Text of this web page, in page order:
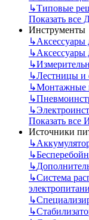
↳Типовые
Показать все
Инструменты
↳Аксессуары
↳Аксессуары
↳
↳Лестницы и
↳Монтажные
↳
↳
Показать все
Источники
↳
↳
↳
↳Система
↳
↳